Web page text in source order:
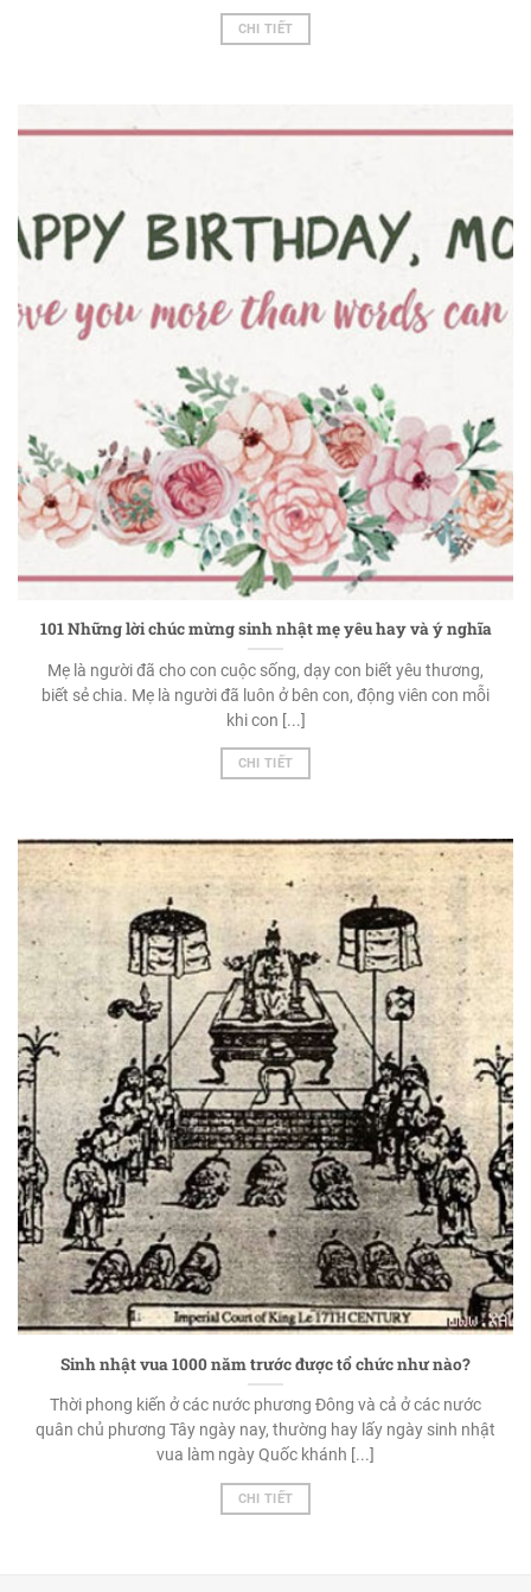
CHI TIẾT
101 Những lời chúc mừng sinh nhật mẹ yêu hay và ý nghĩa
Mẹ là người đã cho con cuộc sống, dạy con biết yêu thương,
biết sẻ chia. Mẹ là người đã luôn ở bên con, động viên con mỗi
khi con [...]
CHI TIẾT
Sinh nhật vua 1000 năm trước được tổ chức như nào?
Thời phong kiến ở các nước phương Đông và cả ở các nước
quân chủ phương Tây ngày nay, thường hay lấy ngày sinh nhật
vua làm ngày Quốc khánh [...]
CHI TIẾT